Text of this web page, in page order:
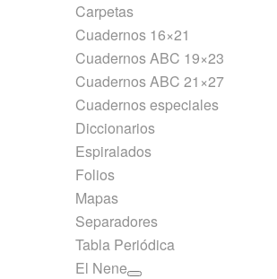
Carpetas
Cuadernos 16×21
Cuadernos ABC 19×23
Cuadernos ABC 21×27
Cuadernos especiales
Diccionarios
Espiralados
Folios
Mapas
Separadores
Tabla Periódica
El Nene